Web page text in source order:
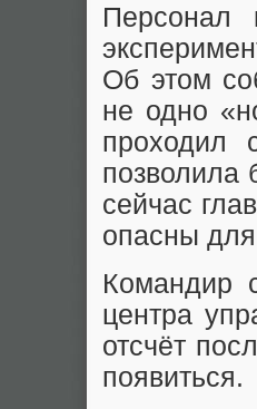
Персонал
Об этом
не одно
проходил
позволила
сейчас
опасны
Командир
центра
отсчёт
появиться.